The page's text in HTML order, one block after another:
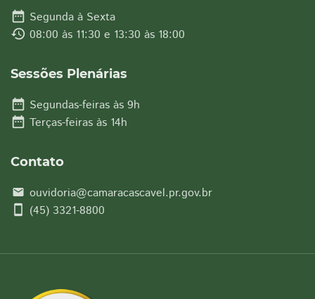
date_range Segunda à Sexta
history 08:00 às 11:30 e 13:30 às 18:00
Sessões Plenárias
date_range Segundas-feiras às 9h
date_range Terças-feiras às 14h
Contato
email ouvidoria@camaracascavel.pr.gov.br
smartphone (45) 3321-8800